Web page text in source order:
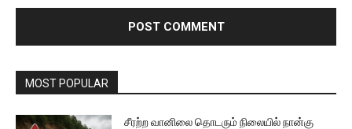
MOST POPULAR
சீரற்ற வானிலை தொடரும் நிலையில் நான்கு